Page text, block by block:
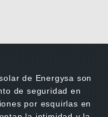
de Energysa son
de seguridad en
por esquirlas en